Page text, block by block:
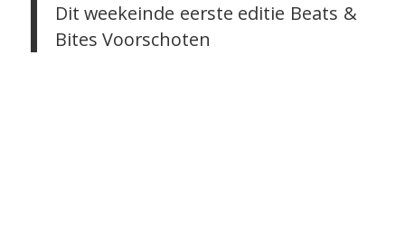
Dit weekeinde eerste editie Beats &
Bites Voorschoten